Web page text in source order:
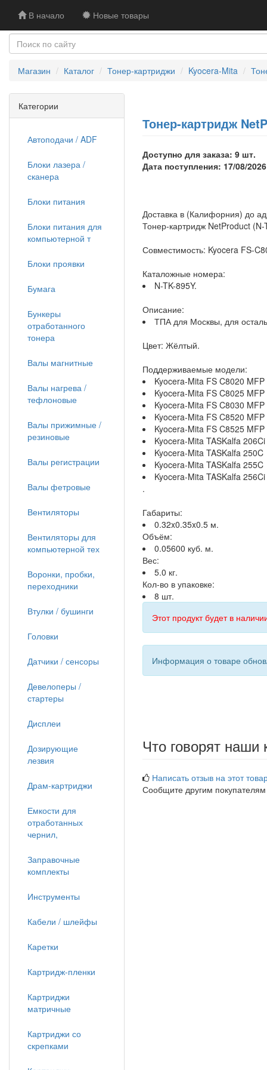
В начало Новые товары
Магазин Каталог Тонер-картриджи Kyocera-Mita
Тонер-картридж
Доступно для заказа: 9 шт.
Дата поступления: 17/08/2026
Доставка в (Калифорния) до
Тонер-картридж NetProduct
Совместимость: Kyocera FS-
Каталожные номера:
N-TK-895Y.
Описание:
ТПА для Москвы, для
Цвет: Жёлтый.
Поддерживаемые модели:
Kyocera-Mita FS C8020 MFP
Kyocera-Mita FS C8025 MFP
Kyocera-Mita FS C8030 MFP
Kyocera-Mita FS C8520 MFP
Kyocera-Mita FS C8525 MFP
Kyocera-Mita TASKalfa 206Ci
Kyocera-Mita TASKalfa 250C
Kyocera-Mita TASKalfa 255C
Kyocera-Mita TASKalfa 256Ci
.
Габариты:
0.32x0.35x0.5 м.
Объём:
0.05600 куб. м.
Вес:
5.0 кг.
Кол-во в упаковке:
8 шт.
Этот продукт будет в
Информация о товаре
Что говорят наши
Написать отзыв на этот
Сообщите другим
Категории
Автоподачи / ADF
Блоки лазера /
сканера
Блоки питания
Блоки питания для
компьютерной т
Блоки проявки
Бумага
Бункеры
отработанного
тонера
Валы магнитные
Валы нагрева /
тефлоновые
Валы прижимные /
резиновые
Валы регистрации
Валы фетровые
Вентиляторы
Вентиляторы для
компьютерной тех
Воронки, пробки,
переходники
Втулки / бушинги
Головки
Датчики / сенсоры
Девелоперы /
стартеры
Дисплеи
Дозирующие
лезвия
Драм-картриджи
Емкости для
отработанных
чернил,
Заправочные
комплекты
Инструменты
Кабели / шлейфы
Каретки
Картридж-пленки
Картриджи
матричные
Картриджи со
скрепками